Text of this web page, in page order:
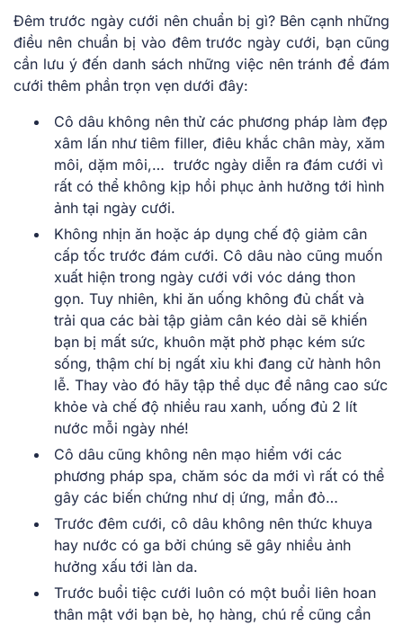
Đêm trước ngày cưới nên chuẩn bị gì? Bên cạnh những
điều nên chuẩn bị vào đêm trước ngày cưới, bạn cũng
cần lưu ý đến danh sách những việc nên tránh để đám
cưới thêm phần trọn vẹn dưới đây:
Cô dâu không nên thử các phương pháp làm đẹp
xâm lấn như tiêm filler, điêu khắc chân mày, xăm
môi, dặm môi,… trước ngày diễn ra đám cưới vì
rất có thể không kịp hồi phục ảnh hưởng tới hình
ảnh tại ngày cưới.
Không nhịn ăn hoặc áp dụng chế độ giảm cân
cấp tốc trước đám cưới. Cô dâu nào cũng muốn
xuất hiện trong ngày cưới với vóc dáng thon
gọn. Tuy nhiên, khi ăn uống không đủ chất và
trải qua các bài tập giảm cân kéo dài sẽ khiến
bạn bị mất sức, khuôn mặt phờ phạc kém sức
sống, thậm chí bị ngất xỉu khi đang cử hành hôn
lễ. Thay vào đó hãy tập thể dục để nâng cao sức
khỏe và chế độ nhiều rau xanh, uống đủ 2 lít
nước mỗi ngày nhé!
Cô dâu cũng không nên mạo hiểm với các
phương pháp spa, chăm sóc da mới vì rất có thể
gây các biến chứng như dị ứng, mẩn đỏ…
Trước đêm cưới, cô dâu không nên thức khuya
hay nước có ga bởi chúng sẽ gây nhiều ảnh
hưởng xấu tới làn da.
Trước buổi tiệc cưới luôn có một buổi liên hoan
thân mật với bạn bè, họ hàng, chú rể cũng cần